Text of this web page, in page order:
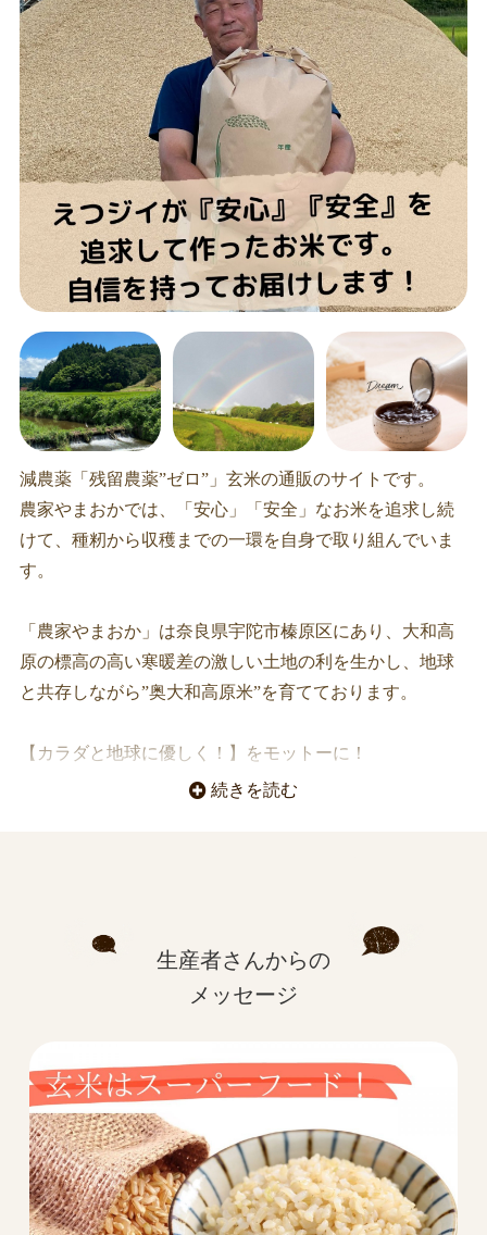
減農薬「残留農薬”ゼロ”」玄米の通販のサイトです。
農家やまおかでは、「安心」「安全」なお米を追求し続
けて、種籾から収穫までの一環を自身で取り組んでいま
す。
「農家やまおか」は奈良県宇陀市榛原区にあり、大和高
原の標高の高い寒暖差の激しい土地の利を生かし、地球
と共存しながら”奥大和高原米”を育てております。
【カラダと地球に優しく！】をモットーに！
続きを読む
生産者さんからの
メッセージ